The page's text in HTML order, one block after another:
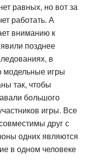
равных, но вот за
работать. А
вниманию к
позднее
в
модельные игры
так, чтобы
большого
игры. Все
друг с
одних являются
в одном человеке